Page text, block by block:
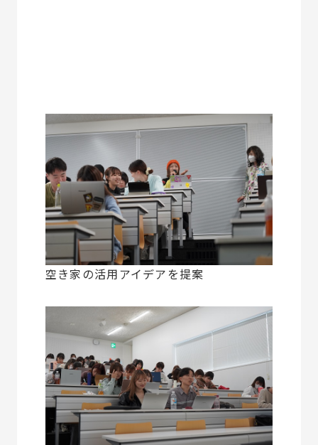
空き家の活用アイデアを提案